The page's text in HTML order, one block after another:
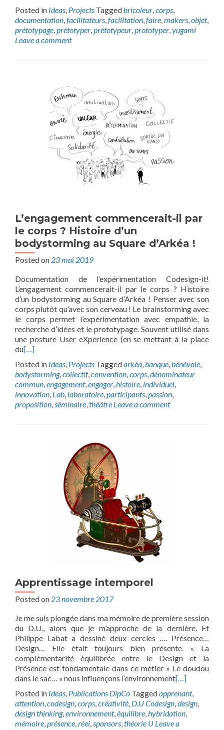
Posted in Ideas, Projects Taggedbricoleur,corps,
documentation,facilitateurs,facilitation,faire,makers,objet,
prétotypage,prétotyper,prétotypeur,prototyper,yugami
Leave a comment
L’engagement commencerait-il par
le corps ? Histoire d’un
bodystorming au Square d’Arkéa !
Posted on 23 mai 2019
Documentation de l’expérimentation Codesign-it!
L’engagement commencerait-il par le corps ? Histoire
d’un bodystorming au Square d’Arkéa ! Penser avec son
corps plutôt qu’avec son cerveau ! Le brainstorming avec
le corps permet l’expérimentation avec empathie, la
recherche d’idées et le prototypage. Souvent utilisé dans
une posture User eXperience (en se mettant à la place
du[…]
Posted in Ideas, Projects Taggedarkéa,banque,bénévole,
bodystorming,collectif,convention,corps,dénominateur
commun,engagement,engager,histoire, individuel,
innovation, Lab, laboratoire,participants,passion,
proposition,séminaire,théâtre Leave a comment
Apprentissage intemporel
Posted on 23 novembre 2017
Je me suis plongée dans ma mémoire de première session
du D.U., alors que je m’approche de la dernière. Et
Philippe Labat a dessiné deux cercles …. Présence…
Design… Elle était toujours bien présente. « La
complémentarité équilibrée entre le Design et la
Présence est fondamentale dans ce métier » Le doudou
dans le sac… « nous influençons l’environnement[…]
Posted in Ideas, Publications DipCo Taggedapprenant,
attention,codesign,corps,créativité, D.U Codesign,design,
design thinking,environnement,équilibre,hybridation,
mémoire,présence,réel,sponsors,théorie U Leave a